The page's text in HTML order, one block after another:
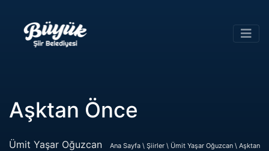
Aşktan Önce
Ümit Yaşar Oğuzcan Ana Sayfa \ Şiirler \ Ümit Yaşar Oğuzcan \ Aşktan